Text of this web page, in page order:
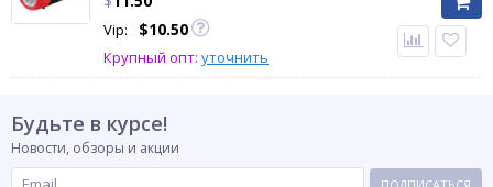
Vip: $10.50
Крупный опт: уточнить
Будьте в курсе!
Новости, обзоры и акции
ПОДПИСАТЬСЯ